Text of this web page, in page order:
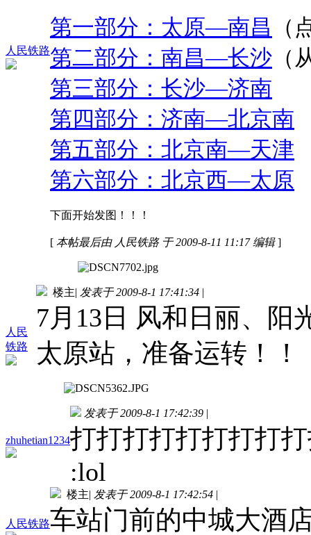
人民铁路
第一部分：太原—南昌
（
第二部分：南昌—长沙 （
第三部分：长沙—济南
第四部分：济南—北京南
第五部分：北京南—天津
第六部分：北京西—太原
下面开始发图！！！
[ 本帖最后由 人民铁路 于 2009-8-11 11:17 编辑]
人民
铁路
楼主| 发表于 2009-8-1 17:41:34 |
7月13日 风和日丽、阳
太原站，准备运转！！
zhuhetian1234
发表于 2009-8-1 17:42:39 |
打打打打打打打打
:lol
人民铁路
楼主| 发表于 2009-8-1 17:42:54 |
车站门前的中城大酒